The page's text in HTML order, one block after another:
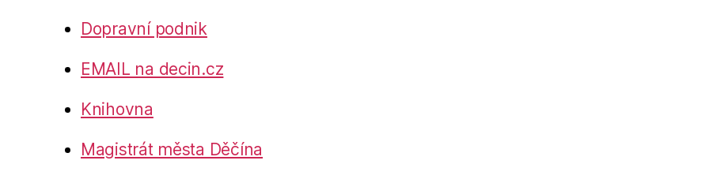
Dopravní podnik
EMAIL na decin.cz
Knihovna
Magistrát města Děčína